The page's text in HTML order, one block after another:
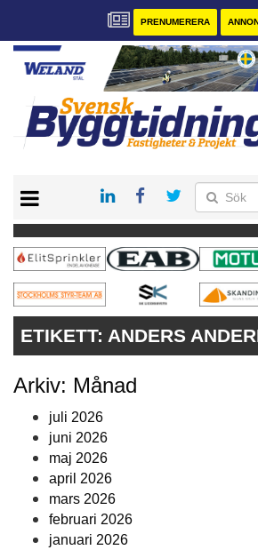
PRENUMERERA
PRENUMERERA
VÅRA ANDRA MAGASIN
ANNONSERA
KONTAKT
ETIKETT: ANDERS
Arkiv: Månad
juli 2026
juni 2026
maj 2026
april 2026
mars 2026
februari 2026
januari 2026